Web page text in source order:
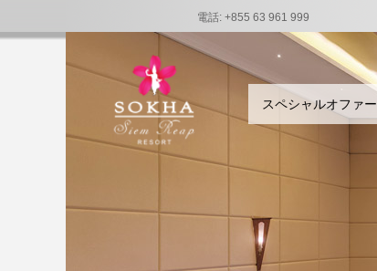
電話: +855 63 961 999
スペシャルオファー